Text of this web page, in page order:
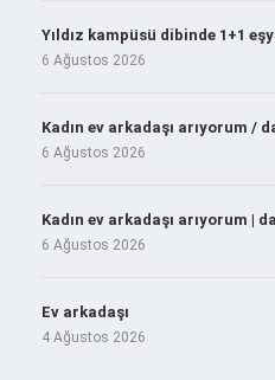
Yıldız kampüsü dibinde 1+1
6 Ağustos 2026
Kadın ev arkadaşı arıyorum /
6 Ağustos 2026
Kadın ev arkadaşı arıyorum |
6 Ağustos 2026
Ev arkadaşı
4 Ağustos 2026